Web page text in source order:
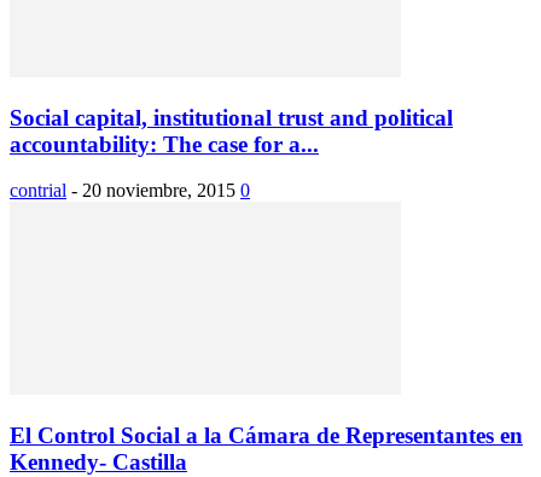
Social capital, institutional trust and political
accountability: The case for a...
contrial - 20 noviembre, 2015 0
El Control Social a la Cámara de Representantes en
Kennedy- Castilla